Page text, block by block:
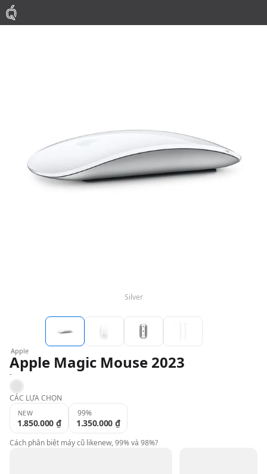
Silver
Apple
Apple Magic Mouse 2023
-
Silver
CÁC LỰA CHỌN
NEW
1.850.000 ₫
99%
1.350.000 ₫
Cách phân biệt máy cũ likenew, 99% và 98%?